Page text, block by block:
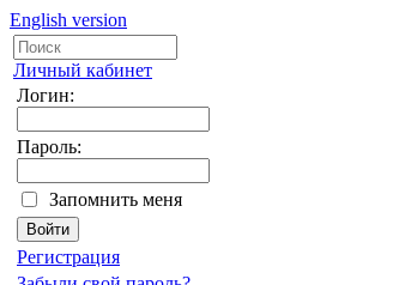
English version
Личный кабинет
Логин:
Пароль:
Запомнить меня
Регистрация